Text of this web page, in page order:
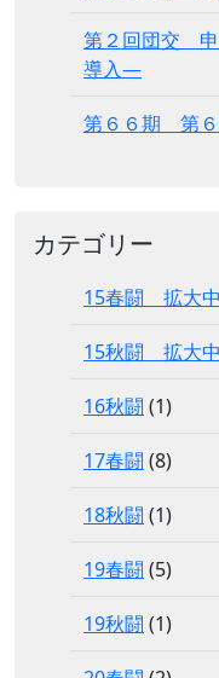
第２回団交
導入―
第６６期 第６
カテゴリー
15春闘 拡大
15秋闘 拡大
16秋闘 (1)
17春闘 (8)
18秋闘 (1)
19春闘 (5)
19秋闘 (1)